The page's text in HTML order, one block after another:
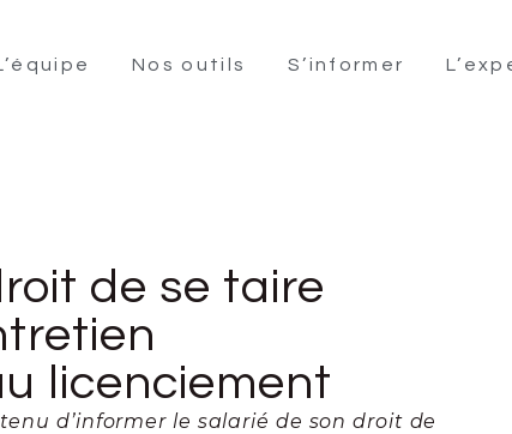
Nos outils S’informer
de se taire
licenciement
tenu d’informer le salarié de son droit de